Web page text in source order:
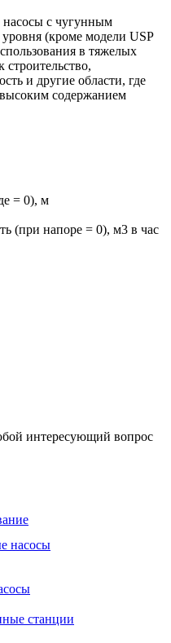
с чугунным
(кроме модели USP
в тяжелых
строительство,
и другие области, где
высоким содержанием
= 0), м
(при напоре = 0), м3 в час
интересующий вопрос
насосы
станции